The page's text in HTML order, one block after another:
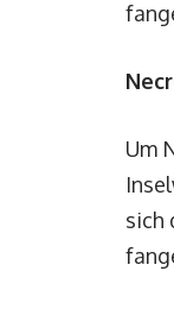
Um
sich